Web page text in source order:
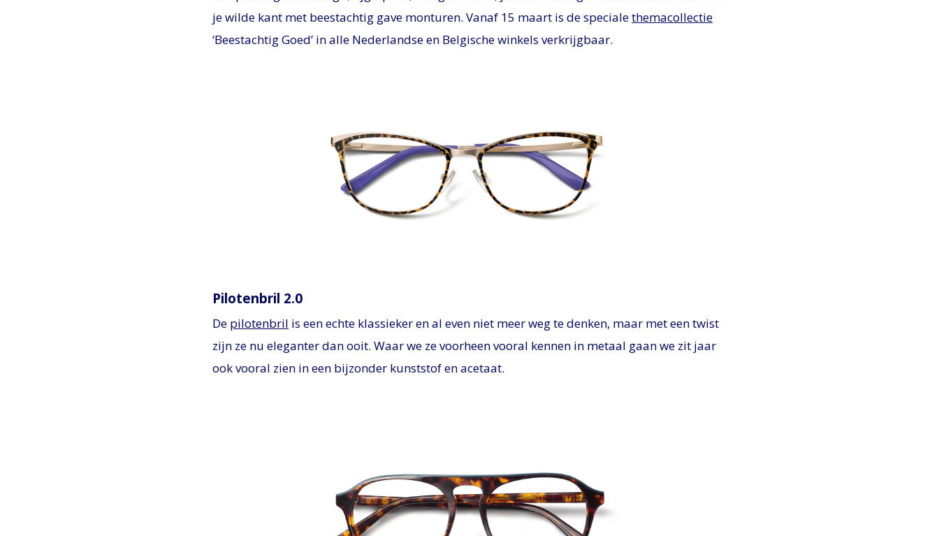
je wilde kant met beestachtig gave monturen. Vanaf 15 maart is de specialethemacollectie
‘Beestachtig Goed’ in alle Nederlandse en Belgische winkels verkrijgbaar.
Pilotenbril 2.0
De pilotenbril is een echte klassieker en al even niet meer weg te denken, maar met een twist
zijn ze nu eleganter dan ooit. Waar we ze voorheen vooral kennen in metaal gaan we zit jaar
ook vooral zien in een bijzonder kunststof en acetaat.